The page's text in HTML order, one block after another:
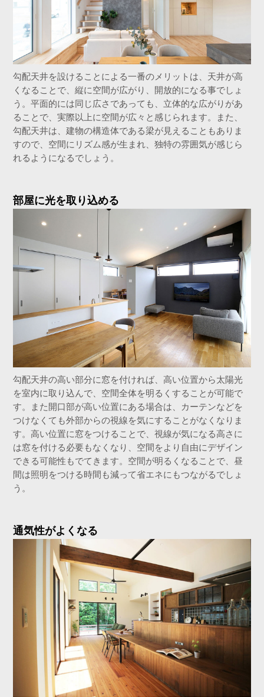
勾配天井を設けることによる一番のメリットは、天井が高
くなることで、縦に空間が広がり、開放的になる事でしょ
う。平面的には同じ広さであっても、立体的な広がりがあ
ることで、実際以上に空間が広々と感じられます。また、
勾配天井は、建物の構造体である梁が見えることもありま
すので、空間にリズム感が生まれ、独特の雰囲気が感じら
れるようになるでしょう。
部屋に光を取り込める
勾配天井の高い部分に窓を付ければ、高い位置から太陽光
を室内に取り込んで、空間全体を明るくすることが可能で
す。また開口部が高い位置にある場合は、カーテンなどを
つけなくても外部からの視線を気にすることがなくなりま
す。高い位置に窓をつけることで、視線が気になる高さに
は窓を付ける必要もなくなり、空間をより自由にデザイン
できる可能性もでてきます。空間が明るくなることで、昼
間は照明をつける時間も減って省エネにもつながるでしょ
う。
通気性がよくなる